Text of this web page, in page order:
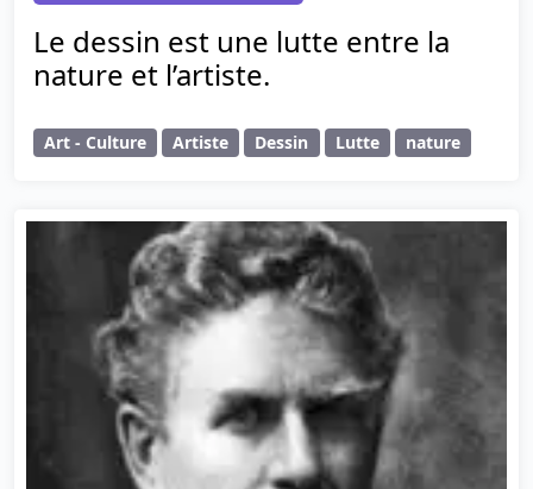
Le dessin est une lutte entre la
nature et l’artiste.
Art - Culture Artiste Dessin Lutte nature